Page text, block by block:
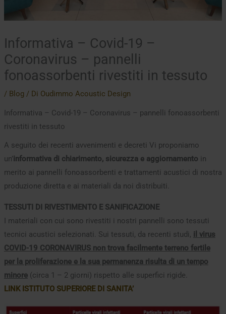
Informativa – Covid-19 –
Coronavirus – pannelli
fonoassorbenti rivestiti in tessuto
/ Blog / Di Oudimmo Acoustic Design
Informativa – Covid-19 – Coronavirus – pannelli fonoassorbenti
rivestiti in tessuto
A seguito dei recenti avvenimenti e decreti Vi proponiamo
un’ informativa di chiarimento, sicurezza e aggiornamento in
merito ai pannelli fonoassorbenti e trattamenti acustici di nostra
produzione diretta e ai materiali da noi distribuiti.
TESSUTI DI RIVESTIMENTO E SANIFICAZIONE
I materiali con cui sono rivestiti i nostri pannelli sono tessuti
tecnici acustici selezionati. Sui tessuti, da recenti studi, il virus
COVID-19 CORONAVIRUS non trova facilmente terreno fertile
per la proliferazione e la sua permanenza risulta di un tempo
minore(circa 1 – 2 giorni) rispetto alle superfici rigide.
LINK ISTITUTO SUPERIORE DI SANITA’